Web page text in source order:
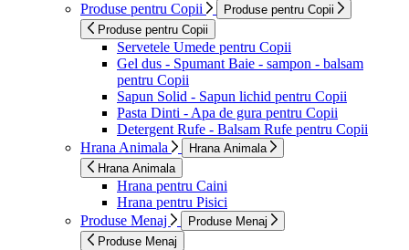
Produse pentru Copii
Produse pentru Copii
Produse pentru Copii
Servetele Umede pentru Copii
Gel dus - Spumant Baie - sampon - balsam
pentru Copii
Sapun Solid - Sapun lichid pentru Copii
Pasta Dinti - Apa de gura pentru Copii
Detergent Rufe - Balsam Rufe pentru Copii
Hrana Animala
Hrana Animala
Hrana Animala
Hrana pentru Caini
Hrana pentru Pisici
Produse Menaj
Produse Menaj
Produse Menaj